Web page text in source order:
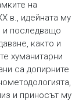
на
в., идейната му
и последващо
както и
хуманитарни
са допирните
и приносът му